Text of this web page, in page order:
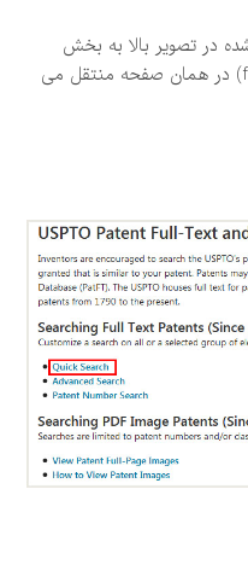
در تصویر بالا به بخش
مربوط به جستجوی اختراعات (full text) در همان صفحه منتقل می